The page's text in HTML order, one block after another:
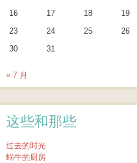
16
17 18 19
23
24 25 26
30
31
« 7 月
这些和那些
过去的时光
蜗牛的厨房